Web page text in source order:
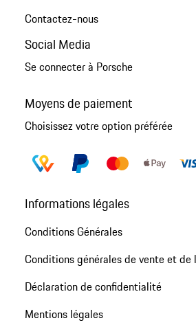
Contactez-nous
Social Media
Se connecter à Porsche
Moyens de paiement
Choisissez votre option préférée
Informations légales
Conditions Générales
Conditions générales de vente et de
Déclaration de confidentialité
Mentions légales